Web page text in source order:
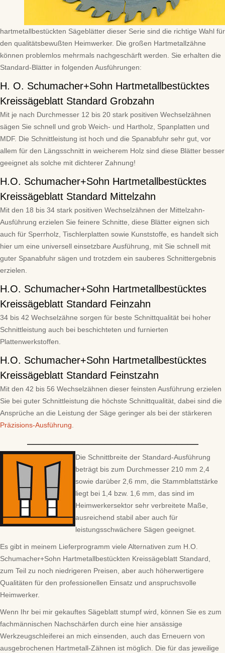
hartmetallbestückten Sägeblätter dieser Serie sind die richtige Wahl für
den qualitätsbewußten Heimwerker. Die großen Hartmetallzähne
können problemlos mehrmals nachgeschärft werden. Sie erhalten die
Standard-Blätter in folgenden Ausführungen:
H. O. Schumacher+Sohn Hartmetallbestücktes
Kreissägeblatt Standard Grobzahn
Mit je nach Durchmesser 12 bis 20 stark positiven Wechselzähnen
sägen Sie schnell und grob Weich- und Hartholz, Spanplatten und
MDF. Die Schnittleistung ist hoch und die Spanabfuhr sehr gut, vor
allem für den Längsschnitt in weicherem Holz sind diese Blätter besser
geeignet als solche mit dichterer Zahnung!
H.O. Schumacher+Sohn Hartmetallbestücktes
Kreissägeblatt Standard Mittelzahn
Mit den 18 bis 34 stark positiven Wechselzähnen der Mittelzahn-
Ausführung erzielen Sie feinere Schnitte, diese Blätter eignen sich
auch für Sperrholz, Tischlerplatten sowie Kunststoffe, es handelt sich
hier um eine universell einsetzbare Ausführung, mit Sie schnell mit
guter Spanabfuhr sägen und trotzdem ein sauberes Schnittergebnis
erzielen.
H.O. Schumacher+Sohn Hartmetallbestücktes
Kreissägeblatt Standard Feinzahn
34 bis 42 Wechselzähne sorgen für beste Schnittqualität bei hoher
Schnittleistung auch bei beschichteten und furnierten
Plattenwerkstoffen.
H.O. Schumacher+Sohn Hartmetallbestücktes
Kreissägeblatt Standard Feinstzahn
Mit den 42 bis 56 Wechselzähnen dieser feinsten Ausführung erzielen
Sie bei guter Schnittleistung die höchste Schnittqualität, dabei sind die
Ansprüche an die Leistung der Säge geringer als bei der stärkeren
Präzisions-Ausführung
–––––––––––––––––––––––––––––––
Die Schnittbreite der Standard-Ausführung
beträgt bis zum Durchmesser 210 mm 2,4
sowie darüber 2,6 mm, die Stammblattstärke
liegt bei 1,4 bzw. 1,6 mm, das sind im
Heimwerkersektor sehr verbreitete Maße,
ausreichend stabil aber auch für
leistungsschwächere Sägen geeignet.
Es gibt in meinem Lieferprogramm viele Alternativen zum H.O.
Schumacher+Sohn Hartmetallbestückten Kreissägeblatt Standard,
zum Teil zu noch niedrigeren Preisen, aber auch höherwertigere
Qualitäten für den professionellen Einsatz und anspruchsvolle
Heimwerker.
Wenn Ihr bei mir gekauftes Sägeblatt stumpf wird, können Sie es zum
fachmännischen Nachschärfen durch eine hier ansässige
Werkzeugschleiferei an mich einsenden, auch das Erneuern von
ausgebrochenen Hartmetall-Zähnen ist möglich. Die für das jeweilige